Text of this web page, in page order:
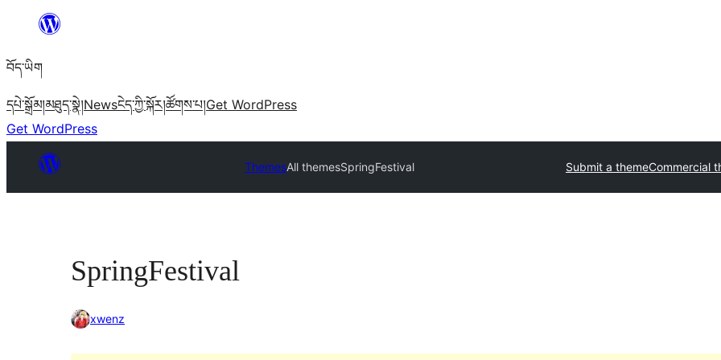
content
བོད་ཡིག
དཔེ་སྒྲོམ།མཐུད་སྣེ།Newsངེད་ཀྱི་སྐོར།ཚོགས་པ།Get WordPress
Get WordPress
ThemesAll themesSpringFestival Submit a themeCommercial
SpringFestival
xwenz